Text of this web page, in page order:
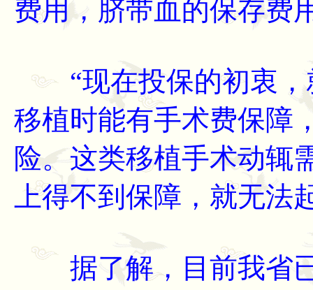
费用，脐带血的保存费
“现在投保的初衷，
移植时能有手术费保障
险。这类移植手术动辄
上得不到保障，就无法
据了解，目前我省已